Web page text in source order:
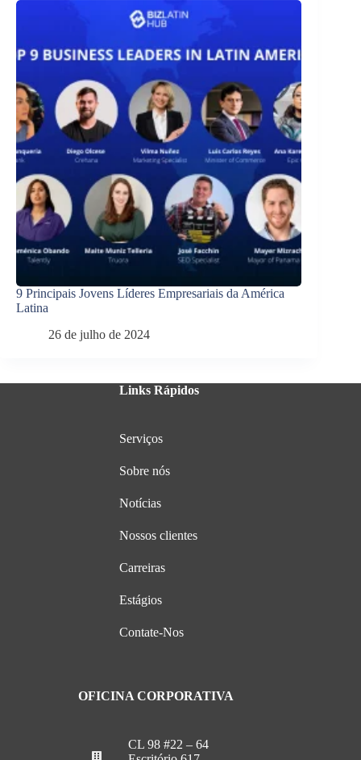
9 Principais Jovens Líderes Empresariais da América
Latina
26 de julho de 2024
Links Rápidos
Serviços
Sobre nós
Notícias
Nossos clientes
Carreiras
Estágios
Contate-Nos
OFICINA CORPORATIVA
CL 98 #22 – 64